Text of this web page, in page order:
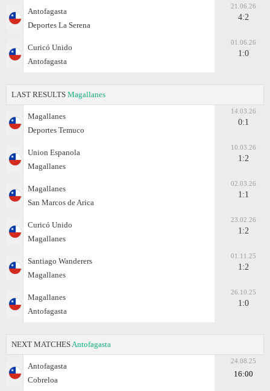
Antofagasta
Deportes La Serena
21.06.26
4:2
Curicó Unido
Antofagasta
01.06.26
1:0
LAST RESULTS Magallanes
Magallanes
Deportes Temuco
14.03.26
0:1
Union Espanola
Magallanes
10.03.26
1:2
Magallanes
San Marcos de Arica
02.03.26
1:1
Curicó Unido
Magallanes
23.02.26
1:2
Santiago Wanderers
Magallanes
01.11.25
1:2
Magallanes
Antofagasta
26.10.25
1:0
NEXT MATCHES Antofagasta
Antofagasta
Cobreloa
24.08.25
16:00